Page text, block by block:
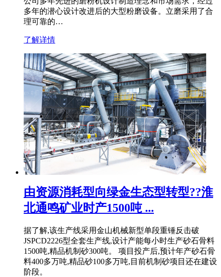
多年的潜心设计改进后的大型粉磨设备。立磨采用了合
理可靠的…
了解详情
由资源消耗型向绿金生态型转型??淮
北通鸣矿业时产1500吨 ...
据了解,该生产线采用金山机械新型单段重锤反击破
JSPCD2226型全套生产线,设计产能每小时生产砂石骨料
1500吨,精品机制砂300吨。 项目投产后,预计年产砂石骨
料400多万吨,精品砂100多万吨,目前机制砂项目还在建设
阶段。